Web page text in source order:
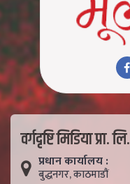
वर्गदृष्टि मिडिया प्रा. लि.
प्रधान कार्यालय :
बुद्धनगर, काठमाडाैं